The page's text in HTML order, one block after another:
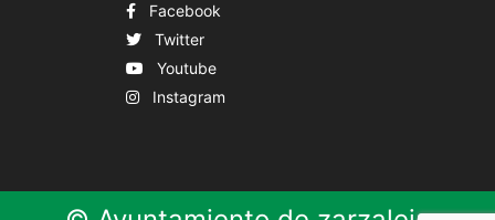
Facebook
Twitter
Youtube
Instagram